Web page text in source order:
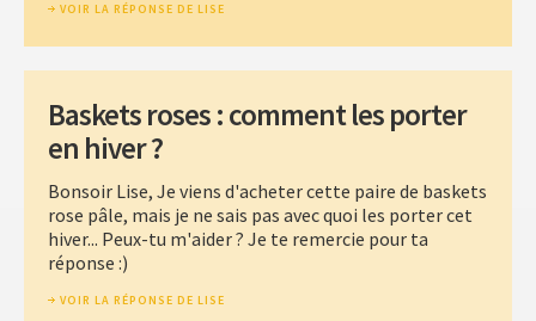
VOIR LA RÉPONSE DE LISE
Baskets roses : comment les porter
en hiver ?
Bonsoir Lise, Je viens d'acheter cette paire de baskets
rose pâle, mais je ne sais pas avec quoi les porter cet
hiver... Peux-tu m'aider ? Je te remercie pour ta
réponse :)
VOIR LA RÉPONSE DE LISE